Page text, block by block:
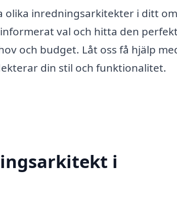
olika inredningsarkitekter i ditt
val och hitta den
och budget. Låt oss få hjälp
din stil och funktionalitet.
i